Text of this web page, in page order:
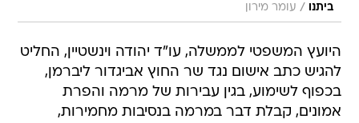
ביתנו
/ עומר מירון
היועץ המשפטי לממשלה, עו"ד יהודה וינשטיין, החליט
להגיש כתב אישום נגד שר החוץ אביגדור ליברמן,
בכפוף לשימוע, בגין עבירות של מרמה והפרת
אמונים, קבלת דבר במרמה בנסיבות מחמירות,